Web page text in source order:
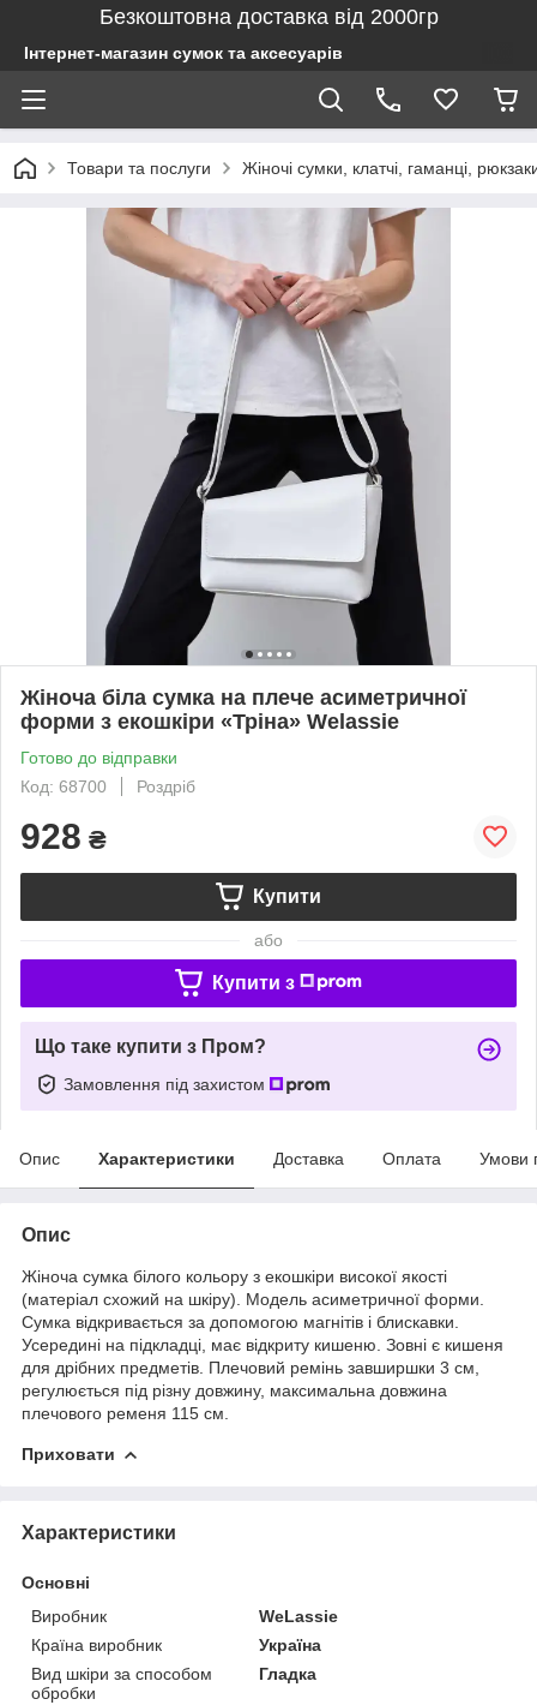
Безкоштовна доставка від 2000гр
Інтернет-магазин сумок та аксесуарів
Товари та послуги Жіночі сумки, клатчі, гаманці,
Жіноча біла сумка на плече асиметричної
форми з екошкіри «Тріна» Welassie
Готово до відправки
Код: 68700
Роздріб
928 ₴
Купити
або
Купити з
Що таке купити з Пром?
Замовлення під захистом
Опис Характеристики Доставка Оплата Умови
Опис
Жіноча сумка білого кольору з екошкіри високої якості
(матеріал схожий на шкіру). Модель асиметричної форми.
Сумка відкривається за допомогою магнітів і блискавки.
Усередині на підкладці, має відкриту кишеню. Зовні є кишеня
для дрібних предметів. Плечовий ремінь завширшки 3 см,
регулюється під різну довжину, максимальна довжина
плечового ременя 115 см.
Приховати
Характеристики
Основні
Виробник
WeLassie
Країна виробник
Україна
Вид шкіри за способом
обробки
Гладка